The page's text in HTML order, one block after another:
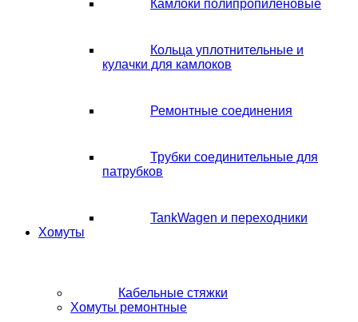
Камлоки полипропиленовые
Кольца уплотнительные и
кулачки для камлоков
Ремонтные соединения
Трубки соединительные для
патрубков
TankWagen и переходники
Хомуты
Кабельные стяжки
Хомуты ремонтные